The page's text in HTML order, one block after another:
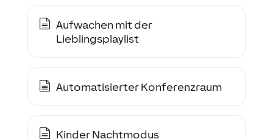
Aufwachen mit der
Lieblingsplaylist
Automatisierter Konferenzraum
Kinder Nachtmodus